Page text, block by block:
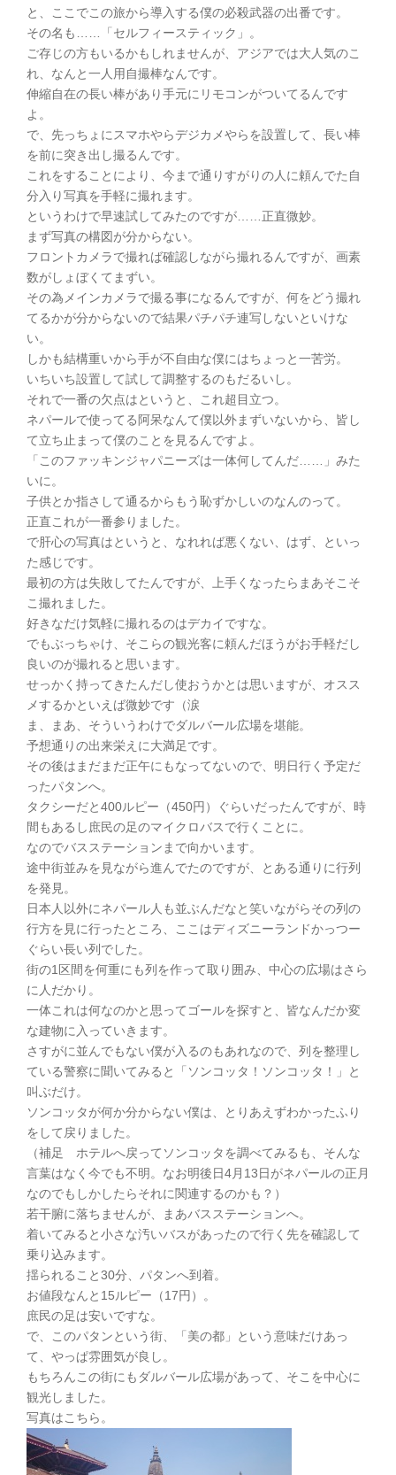
と、ここでこの旅から導入する僕の必殺武器の出番です。
その名も……「セルフィースティック」。
ご存じの方もいるかもしれませんが、アジアでは大人気のこ
れ、なんと一人用自撮棒なんです。
伸縮自在の長い棒があり手元にリモコンがついてるんです
よ。
で、先っちょにスマホやらデジカメやらを設置して、長い棒
を前に突き出し撮るんです。
これをすることにより、今まで通りすがりの人に頼んでた自
分入り写真を手軽に撮れます。
というわけで早速試してみたのですが……正直微妙。
まず写真の構図が分からない。
フロントカメラで撮れば確認しながら撮れるんですが、画素
数がしょぼくてまずい。
その為メインカメラで撮る事になるんですが、何をどう撮れ
てるかが分からないので結果パチパチ連写しないといけな
い。
しかも結構重いから手が不自由な僕にはちょっと一苦労。
いちいち設置して試して調整するのもだるいし。
それで一番の欠点はというと、これ超目立つ。
ネパールで使ってる阿呆なんて僕以外まずいないから、皆し
て立ち止まって僕のことを見るんですよ。
「このファッキンジャパニーズは一体何してんだ……」みた
いに。
子供とか指さして通るからもう恥ずかしいのなんのって。
正直これが一番参りました。
で肝心の写真はというと、なれれば悪くない、はず、といっ
た感じです。
最初の方は失敗してたんですが、上手くなったらまあそこそ
こ撮れました。
好きなだけ気軽に撮れるのはデカイですな。
でもぶっちゃけ、そこらの観光客に頼んだほうがお手軽だし
良いのが撮れると思います。
せっかく持ってきたんだし使おうかとは思いますが、オスス
メするかといえば微妙です（涙
ま、まあ、そういうわけでダルバール広場を堪能。
予想通りの出来栄えに大満足です。
その後はまだまだ正午にもなってないので、明日行く予定だ
ったパタンへ。
タクシーだと400ルピー（450円）ぐらいだったんですが、時
間もあるし庶民の足のマイクロバスで行くことに。
なのでバスステーションまで向かいます。
途中街並みを見ながら進んでたのですが、とある通りに行列
を発見。
日本人以外にネパール人も並ぶんだなと笑いながらその列の
行方を見に行ったところ、ここはディズニーランドかっつー
ぐらい長い列でした。
街の1区間を何重にも列を作って取り囲み、中心の広場はさら
に人だかり。
一体これは何なのかと思ってゴールを探すと、皆なんだか変
な建物に入っていきます。
さすがに並んでもない僕が入るのもあれなので、列を整理し
ている警察に聞いてみると「ソンコッタ！ソンコッタ！」と
叫ぶだけ。
ソンコッタが何か分からない僕は、とりあえずわかったふり
をして戻りました。
（補足 ホテルへ戻ってソンコッタを調べてみるも、そんな
言葉はなく今でも不明。なお明後日4月13日がネパールの正月
なのでもしかしたらそれに関連するのかも？）
若干腑に落ちませんが、まあバスステーションへ。
着いてみると小さな汚いバスがあったので行く先を確認して
乗り込みます。
揺られること30分、パタンへ到着。
お値段なんと15ルピー（17円）。
庶民の足は安いですな。
で、このパタンという街、「美の都」という意味だけあっ
て、やっぱ雰囲気が良し。
もちろんこの街にもダルバール広場があって、そこを中心に
観光しました。
写真はこちら。